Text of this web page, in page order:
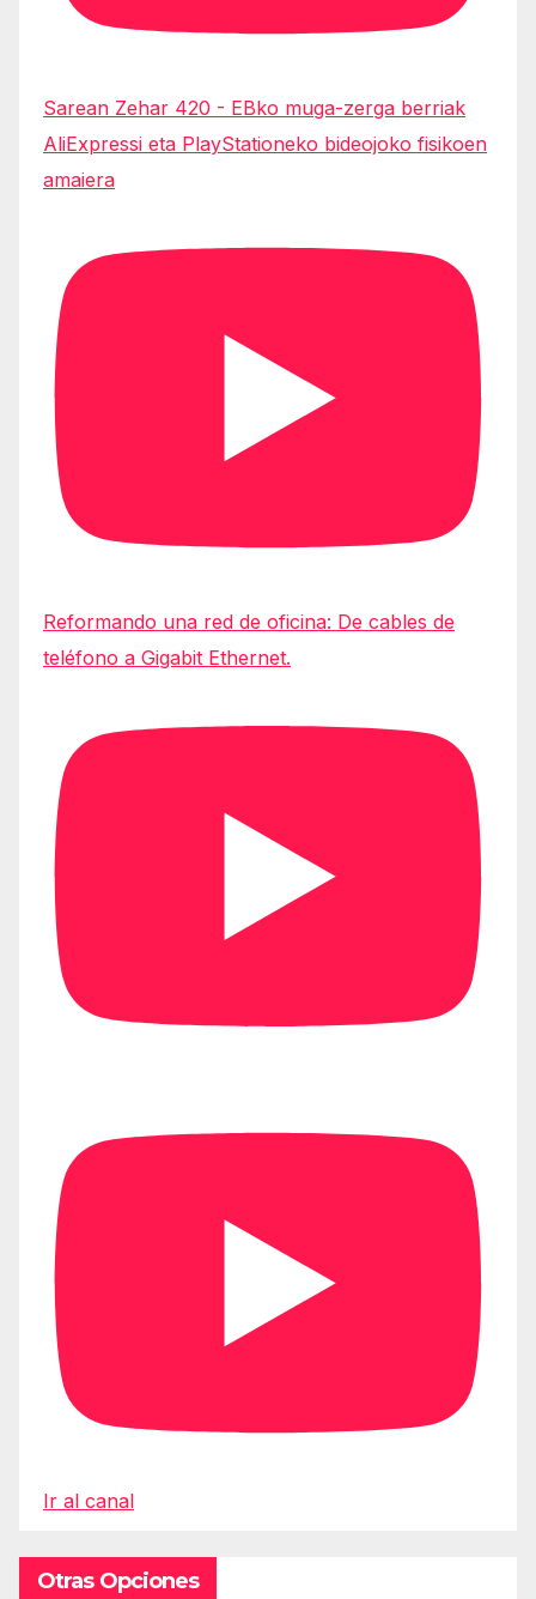
Sarean Zehar 420 - EBko muga-zerga berriak
AliExpressi eta PlayStationeko bideojoko fisikoen
amaiera
Reformando una red de oficina: De cables de
teléfono a Gigabit Ethernet.
Ir al canal
Otras Opciones